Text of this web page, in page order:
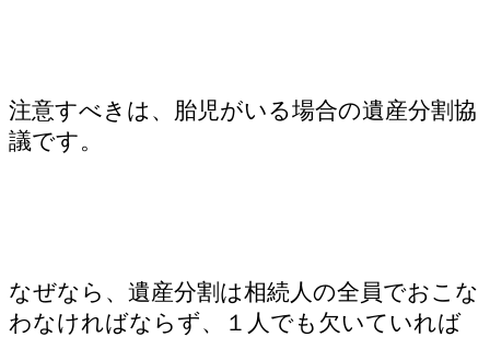
注意すべきは、胎児がいる場合の遺産分割協
議です。
なぜなら、遺産分割は相続人の全員でおこな
わなければならず、１人でも欠いていれば